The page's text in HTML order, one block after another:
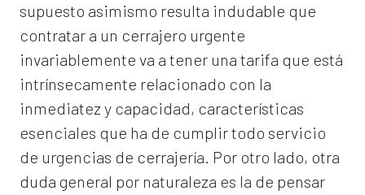
supuesto asimismo resulta indudable que
contratar a un cerrajero urgente
invariablemente va a tener una tarifa que está
intrínsecamente relacionado con la
inmediatez y capacidad, características
esenciales que ha de cumplir todo servicio
de urgencias de cerrajería. Por otro lado, otra
duda general por naturaleza es la de pensar